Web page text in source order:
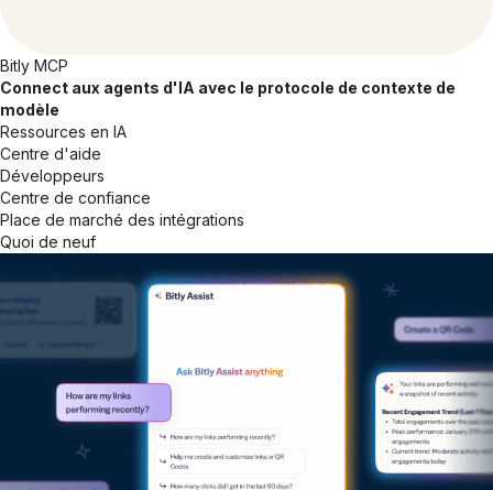
Bitly MCP
Connect aux agents d'IA avec le protocole de contexte de
modèle
Ressources en IA
Centre d'aide
Développeurs
Centre de confiance
Place de marché des intégrations
Quoi de neuf